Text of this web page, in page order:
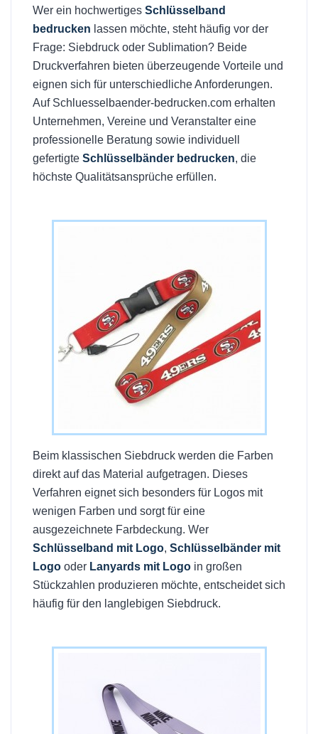
Wer ein hochwertiges Schlüsselband
bedrucken lassen möchte, steht häufig vor der
Frage: Siebdruck oder Sublimation? Beide
Druckverfahren bieten überzeugende Vorteile und
eignen sich für unterschiedliche Anforderungen.
Auf Schluesselbaender-bedrucken.com erhalten
Unternehmen, Vereine und Veranstalter eine
professionelle Beratung sowie individuell
gefertigte Schlüsselbänder bedrucken, die
höchste Qualitätsansprüche erfüllen.
Beim klassischen Siebdruck werden die Farben
direkt auf das Material aufgetragen. Dieses
Verfahren eignet sich besonders für Logos mit
wenigen Farben und sorgt für eine
ausgezeichnete Farbdeckung. Wer
Schlüsselband mit Logo, Schlüsselbänder mit
Logo oder Lanyards mit Logo in großen
Stückzahlen produzieren möchte, entscheidet sich
häufig für den langlebigen Siebdruck.